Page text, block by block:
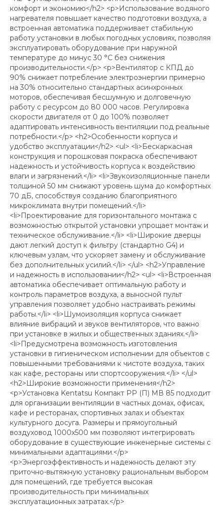
комфорт и экономию</h2> <p>Использование водяного
нагревателя повышает качество подготовки воздуха, а
встроенная автоматика поддерживает стабильную
работу установки в любых погодных условиях, позволяя
эксплуатировать оборудование при наружной
температуре до минус 30 °C без снижения
производительности.</p> <p>Вентилятор с КПД до
90% снижает потребление электроэнергии примерно
на 30% относительно стандартных асинхронных
моторов, обеспечивая бесшумную и долговечную
работу с ресурсом до 80 000 часов. Регулировка
скорости двигателя от 0 до 100% позволяет
адаптировать интенсивность вентиляции под реальные
потребности.</p> <h2>Особенности корпуса и
удобство эксплуатации</h2> <ul> <li>Бескаркасная
конструкция и порошковая покраска обеспечивают
надежность и устойчивость корпуса к воздействию
влаги и загрязнений.</li> <li>Звукоизоляционные панели
толщиной 50 мм снижают уровень шума до комфортных
70 дБ, способствуя созданию благоприятного
микроклимата внутри помещений.</li>
<li>Проектирование для горизонтального монтажа с
возможностью открытой установки упрощает монтаж и
техническое обслуживание.</li> <li>Широкие дверцы
дают легкий доступ к фильтру (стандартно G4) и
ключевым узлам, что ускоряет замену и обслуживание
без дополнительных усилий.</li> </ul> <h2>Управление
и надежность в использовании</h2> <ul> <li>Встроенная
автоматика обеспечивает оптимальную работу и
контроль параметров воздуха, а выносной пульт
управления позволяет удобно настраивать режимы
работы.</li> <li>Шумоизоляция корпуса снижает
влияние вибраций и звуков вентиляторов, что важно
при установке в жилых и общественных зданиях.</li>
<li>Предусмотрена возможность изготовления
установки в гигиеническом исполнении для объектов с
повышенными требованиями к чистоте воздуха, таких
как кафе, рестораны или спортсооружения.</li> </ul>
<h2>Широкие возможности применения</h2>
<p>Установка Kentatsu Компакт РР (П) МВ 85 подходит
для организации вентиляции в частных домах, офисах,
кафе и ресторанах, спортивных залах и объектах
культурного досуга. Размеры и прямоугольный
воздуховод 1000х500 мм позволяют интегрировать
оборудование в существующие инженерные системы с
минимальными адаптациями.</p>
<p>Энергоэффективность и надежность делают эту
приточно-вытяжную установку рациональным выбором
для помещений, где требуется высокая
производительность при минимальных
эксплуатационных затратах.</p>